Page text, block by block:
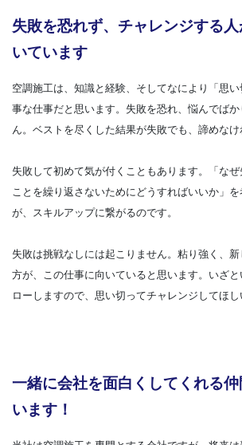
失敗を恐れず、チャレンジする
いています
空調施工は、知識と経験、そしてなにより「思
事な仕事だと思います。失敗を恐れ、悩んでば
ん。ベストを尽くした結果が失敗でも、諦めなけ
失敗して初めて気が付くこともあります。「な
ことを繰り返さないためにどうすればいいか」
が、スキルアップに繋がるのです。
失敗は挑戦なしには起こりません。粘り強く、
方が、この仕事に向いていると思います。いざ
ローしますので、思い切ってチャレンジしてほし
一緒に会社を面白くしてくれる
います！